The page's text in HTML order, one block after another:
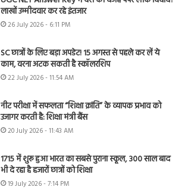
लाखों उम्मीदवार कर रहे इंतजार
26 July 2026 - 6:11 PM
SC छात्रों के लिए बड़ा अपडेट! 15 अगस्त से पहले कर लें ये
काम, वरना अटक सकती है स्कॉलरशिप
22 July 2026 - 11:54 AM
नीट परीक्षा में सफलता “शिक्षा क्रांति” के व्यापक प्रभाव को
उजागर करती है: शिक्षा मंत्री बैंस
20 July 2026 - 11:43 AM
1715 में शुरू हुआ भारत का सबसे पुराना स्कूल, 300 साल बाद
भी दे रहा है हजारों छात्रों को शिक्षा
19 July 2026 - 7:14 PM